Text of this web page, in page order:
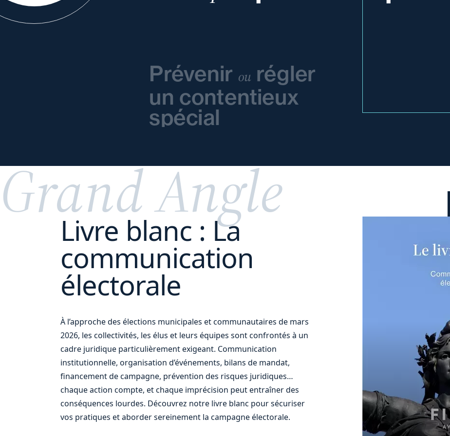
Prévenir ou régler
un contentieux
spécial
votre
Grand Angle
Livre blanc : La
communication
électorale
À l’approche des élections municipales et communautaires de mars
2026, les collectivités, les élus et leurs équipes sont confrontés à un
cadre juridique particulièrement exigeant. Communication
institutionnelle, organisation d’événements, bilans de mandat,
financement de campagne, prévention des risques juridiques…
chaque action compte, et chaque imprécision peut entraîner des
conséquences lourdes. Découvrez notre livre blanc pour sécuriser
vos pratiques et aborder sereinement la campagne électorale.